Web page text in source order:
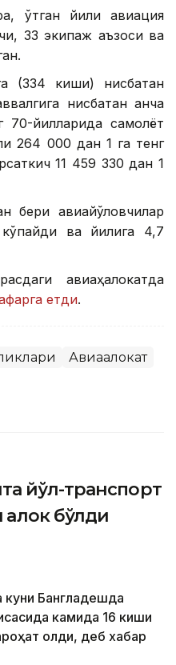
ўтган йили авиация
33 экипаж аъзоси ва
(334 киши) нисбатан
нисбатан анча
70-йилларида самолёт
264 000 дан 1 га тенг
11 459 330 дан 1
бери авиайўловчилар
ва йилига 4,7
авиаҳалокатда
етди.
Авиаҳалокат
йўл-транспорт
бўлди
Бангладешда
камида 16 киши
олди, деб хабар